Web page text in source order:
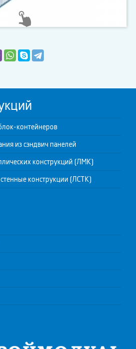
контейнеров
из сэндвич панелей
конструкций (ЛМК)
конструкции (ЛСТК)